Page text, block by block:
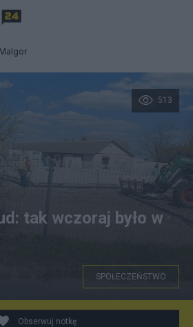
Malgor
513
tak wczoraj było w
SPOŁECZEŃSTWO
Obserwuj notkę